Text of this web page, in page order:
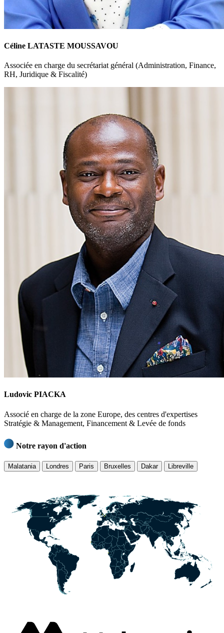
Céline LATASTE MOUSSAVOU
Associée en charge du secrétariat général (Administration, Finance,
RH, Juridique & Fiscalité)
Ludovic PIACKA
Associé en charge de la zone Europe, des centres d'expertises
Stratégie & Management, Financement & Levée de fonds
Notre rayon d'action
Malatania Londres Paris Bruxelles Dakar Libreville